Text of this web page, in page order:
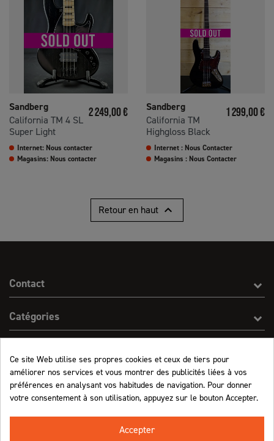
Sandberg
California TM 4 SL
Super Light
Prix
2 249,00 €
Internet: Nous contacter
Magasins: Nous contacter
Sandberg
California TM
Highgloss Black
Prix
1 299,00 €
Internet : Nous Contacter
Magasins : Nous Contacter
Retour en haut 
Contact
Catégories
Informations
Ce site Web utilise ses propres cookies et ceux de tiers pour
améliorer nos services et vous montrer des publicités liées à vos
préférences en analysant vos habitudes de navigation. Pour donner
votre consentement à son utilisation, appuyez sur le bouton Accepter.
Accepter